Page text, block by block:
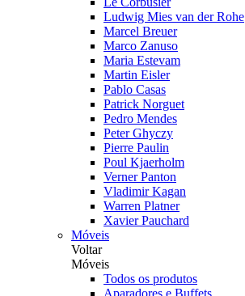
Ludwig Mies van der Rohe
Marcel Breuer
Marco Zanuso
Maria Estevam
Martin Eisler
Pablo Casas
Patrick Norguet
Pedro Mendes
Peter Ghyczy
Pierre Paulin
Poul Kjaerholm
Verner Panton
Vladimir Kagan
Warren Platner
Xavier Pauchard
Móveis
Voltar
Móveis
Todos os produtos
Aparadores e Buffets